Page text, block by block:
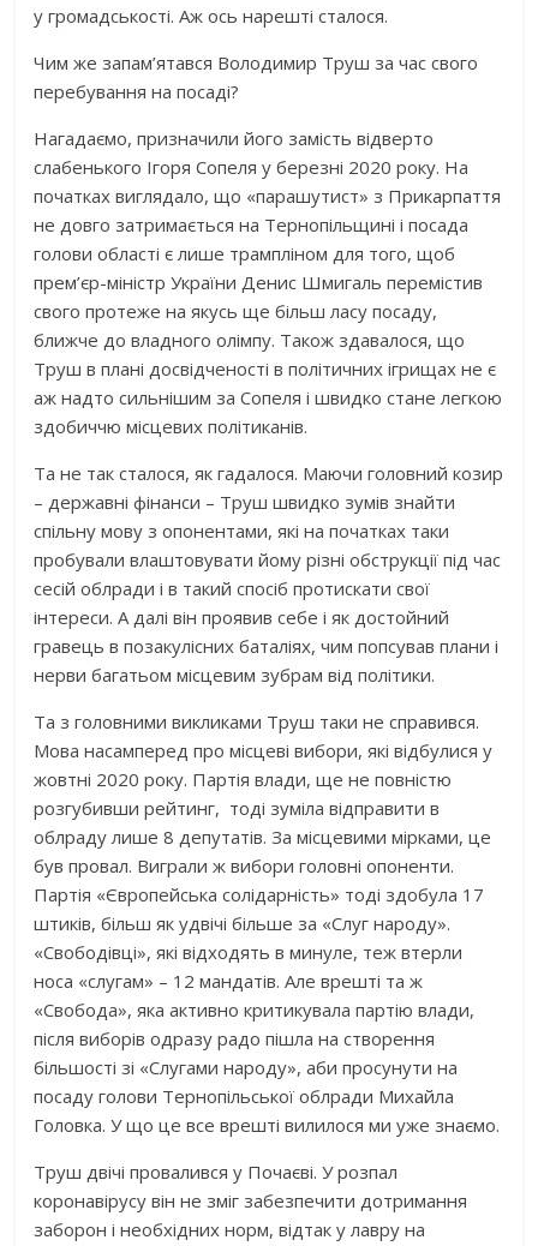
у громадськості. Аж ось нарешті сталося.
Чим же запам’ятався Володимир Труш за час свого
перебування на посаді?
Нагадаємо, призначили його замість відверто
слабенького Ігоря Сопеля у березні 2020 року. На
початках виглядало, що «парашутист» з Прикарпаття
не довго затримається на Тернопільщині і посада
голови області є лише трампліном для того, щоб
прем’єр-міністр України Денис Шмигаль перемістив
свого протеже на якусь ще більш ласу посаду,
ближче до владного олімпу. Також здавалося, що
Труш в плані досвідченості в політичних ігрищах не є
аж надто сильнішим за Сопеля і швидко стане легкою
здобиччю місцевих політиканів.
Та не так сталося, як гадалося. Маючи головний козир
– державні фінанси – Труш швидко зумів знайти
спільну мову з опонентами, які на початках таки
пробували влаштовувати йому різні обструкції під час
сесій облради і в такий спосіб протискати свої
інтереси. А далі він проявив себе і як достойний
гравець в позакулісних баталіях, чим попсував плани і
нерви багатьом місцевим зубрам від політики.
Та з головними викликами Труш таки не справився.
Мова насамперед про місцеві вибори, які відбулися у
жовтні 2020 року. Партія влади, ще не повністю
розгубивши рейтинг, тоді зуміла відправити в
облраду лише 8 депутатів. За місцевими мірками, це
був провал. Виграли ж вибори головні опоненти.
Партія «Європейська солідарність» тоді здобула 17
штиків, більш як удвічі більше за «Слуг народу».
«Свободівці», які відходять в минуле, теж втерли
носа «слугам» – 12 мандатів. Але врешті та ж
«Свобода», яка активно критикувала партію влади,
після виборів одразу радо пішла на створення
більшості зі «Слугами народу», аби просунути на
посаду голови Тернопільської облради Михайла
Головка. У що це все врешті вилилося ми уже знаємо.
Труш двічі провалився у Почаєві. У розпал
коронавірусу він не зміг забезпечити дотримання
заборон і необхідних норм, відтак у лавру на